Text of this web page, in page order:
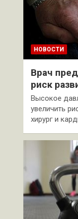
НОВОСТИ
Врач
риск
Высокое
увеличить
хирург и